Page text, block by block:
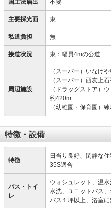
国土法届出 不要
主要採光面 東
私道負担 無
接道状況 東：幅員4mの公道
周辺施設
（スーパー）いなげ
（スーパー）西友上
（ドラッグストア）
約420m
（幼稚園・保育園）
特徴・設備
特徴
日当り良好、閑静な
35S適合
バス・トイ
レ
ウォシュレット、温水
水洗、ユニットバス、
バス１坪以上、浴室に